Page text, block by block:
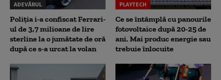
ADEVĂRUL
Poliția i-a confiscat Ferrari-
ul de 3,7 milioane de lire
sterline la o jumătate de oră
după ce s-a urcat la volan
PLAYTECH
Ce se întâmplă cu panourile
fotovoltaice după 20-25 de
ani. Mai produc energie sau
trebuie înlocuite